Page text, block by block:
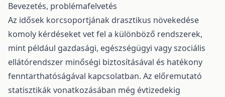
Bevezetés, problémafelvetés
Az idősek korcsoportjának drasztikus növekedése
komoly kérdéseket vet fel a különböző rendszerek,
mint például gazdasági, egészségügyi vagy szociális
ellátórendszer minőségi biztosításával és hatékony
fenntarthatóságával kapcsolatban. Az előremutató
statisztikák vonatkozásában még évtizedekig